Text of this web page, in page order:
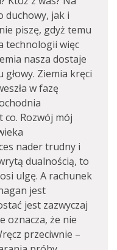
duchowy, jak i
piszę, gdyż temu
technologii więc
nasza dostaje
Ziemia kręci
w fazę
Rozwój mój
nader trudny i
dualnością, to
ulgę. A rachunek
jest
jest zazwyczaj
oznacza, że nie
przeciwnie –